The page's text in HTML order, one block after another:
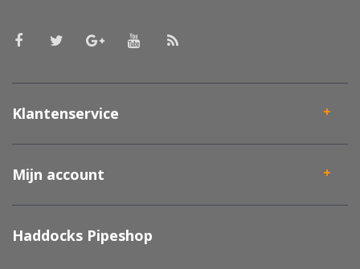
Klantenservice
Mijn account
Haddocks Pipeshop